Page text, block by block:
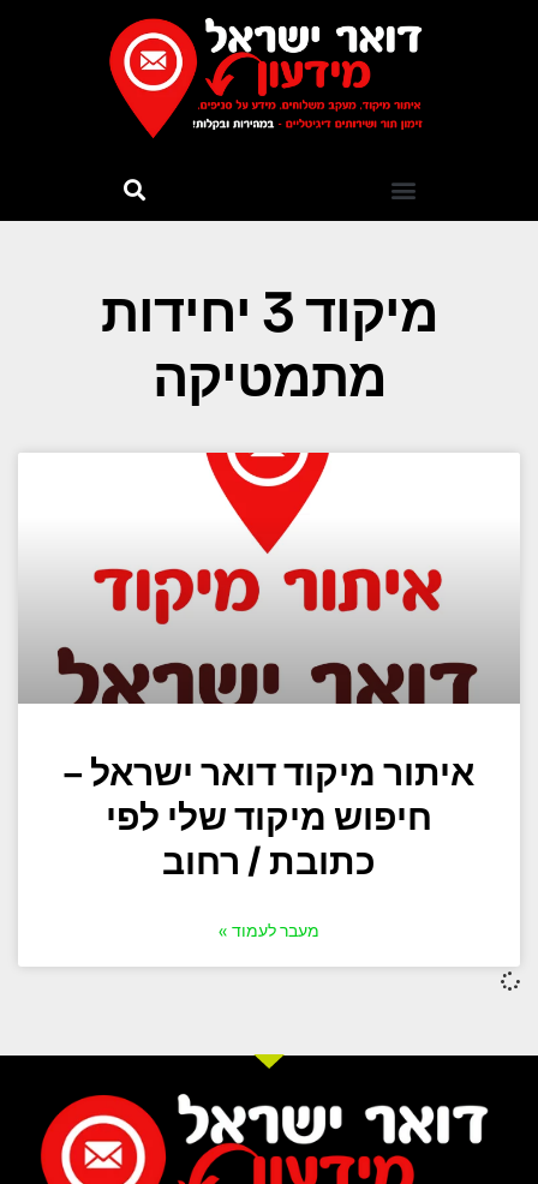
מיקוד 3 יחידות
מתמטיקה
איתור מיקוד דואר ישראל –
חיפוש מיקוד שלי לפי
כתובת / רחוב
מעבר לעמוד »